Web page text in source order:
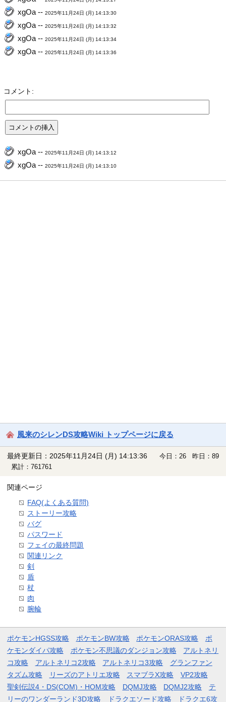
xgOa --2025年11月24日 (月) 14:13:30
xgOa --2025年11月24日 (月) 14:13:32
xgOa --2025年11月24日 (月) 14:13:34
xgOa --2025年11月24日 (月) 14:13:36
コメント:
xgOa --2025年11月24日 (月) 14:13:12
xgOa --2025年11月24日 (月) 14:13:10
風来のシレンDS攻略Wiki トップページに戻る
最終更新日：2025年11月24日 (月) 14:13:36
今日：26 昨日：89
累計：761761
関連ページ
FAQ(よくある質問)
ストーリー攻略
バグ
パスワード
フェイの最終問題
関連リンク
剣
盾
杖
肉
腕輪
ポケモンHGSS攻略 ポケモンBW攻略 ポケモンORAS攻略
ポ
ケモンダイパ攻略
ポケモン不思議のダンジョン攻略
アルトネリ
コ攻略
アルトネリコ2攻略 アルトネリコ3攻略
グランファン
タズム攻略
リーズのアトリエ攻略 スマブラX攻略
VP2攻略
聖剣伝説4・DS(COM)・HOM攻略
DQMJ攻略 DQMJ2攻略
テ
リーのワンダーランド3D攻略
ドラクエソード攻略 ドラクエ6攻